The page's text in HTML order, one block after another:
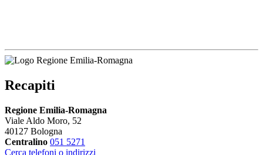
Recapiti
Regione Emilia-Romagna
Viale Aldo Moro, 52
40127 Bologna
Centralino 051 5271
Cerca telefoni o indirizzi